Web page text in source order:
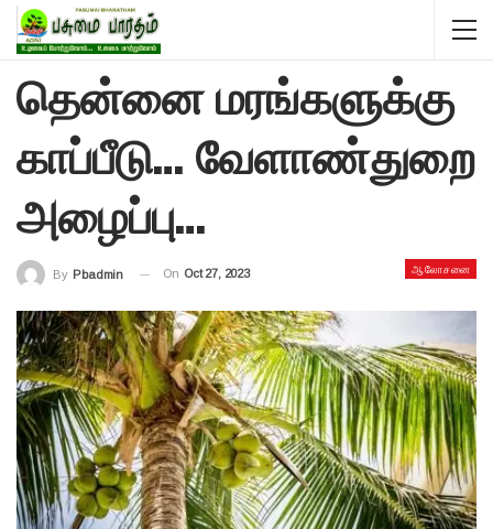
தென்னை மரங்களுக்கு
காப்பீடு… வேளாண்துறை
அழைப்பு…
ஆலோசனை
By Pbadmin On Oct 27, 2023